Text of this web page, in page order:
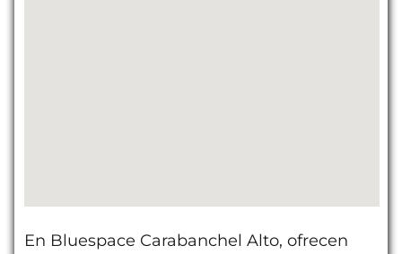
En Bluespace Carabanchel Alto, ofrecen